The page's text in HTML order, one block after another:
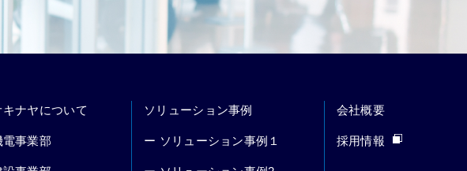
キナヤについて
電事業部
ソリューション事例
ー ソリューション事例１
会社概要
採用情報